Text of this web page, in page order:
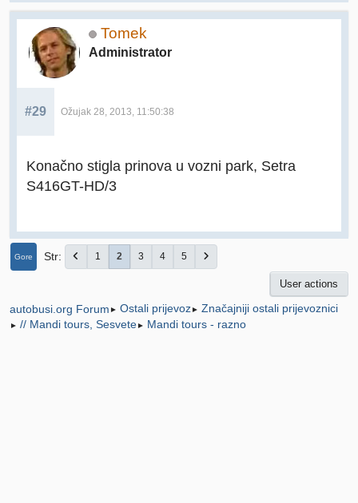
Tomek
Administrator
#29 Ožujak 28, 2013, 11:50:38
Konačno stigla prinova u vozni park, Setra
S416GT-HD/3
Gore Str 1 2 3 4 5
User actions
autobusi.org Forum ► Ostali prijevoz► Značajniji ostali prijevoznici
► // Mandi tours, Sesvete► Mandi tours - razno